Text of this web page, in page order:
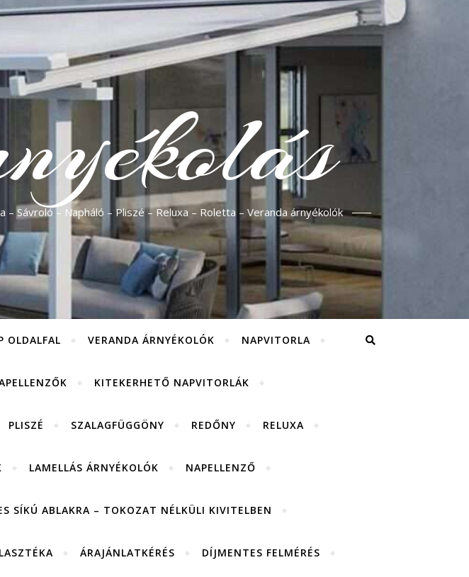
Sávroló – Napháló – Pliszé – Reluxa – Roletta – Veranda árnyékolók
OLDALFAL VERANDA ÁRNYÉKOLÓK NAPVITORLA
KITEKERHETŐ NAPVITORLÁK
PLISZÉ SZALAGFÜGGÖNY REDŐNY RELUXA
LAMELLÁS ÁRNYÉKOLÓK NAPELLENZŐ
SÍKÚ ABLAKRA – TOKOZAT NÉLKÜLI KIVITELBEN
ÁRAJÁNLATKÉRÉS DÍJMENTES FELMÉRÉS